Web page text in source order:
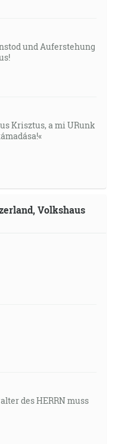
und Auferstehung
Krisztus, a mi URunk
Volkshaus
des HERRN muss